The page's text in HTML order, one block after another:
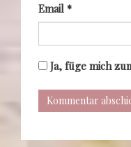
Email *
Ja, füge mich